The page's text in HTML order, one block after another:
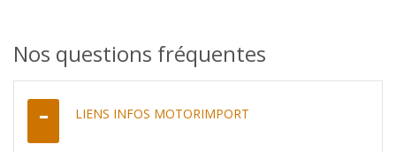
Nos questions fréquentes
LIENS INFOS MOTORIMPORT